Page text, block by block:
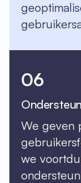
06
We geven
we